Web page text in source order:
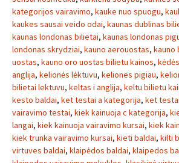
kategorijos vairavimo, kauke nuo spuogu,
kaukes sausai veido odai, kaunas dublinas
kaunas londonas bilietai, kaunas londonas
londonas skrydziai, kauno aerouostas, kauno
uostas, kauno oro uostas bilietu kainos,
anglija, kelionės lėktuvu, keliones pigiau,
bilietai lektuvu, keltas i anglija, keltu bilietu
kesto baldai, ket testai a kategorija, ket
vairavimo testai, kiek kainuoja c kategorija,
langai, kiek kainuoja vairavimo kursai, kiek
kiek trunka vairavimo kursai, kieti baldai, kilti
virtuves baldai, klaipėdos baldai, klaipedos